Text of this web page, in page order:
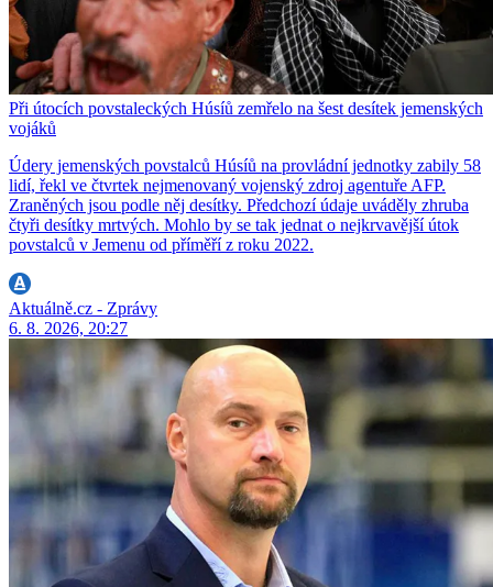
Při útocích povstaleckých Húsíů zemřelo na šest desítek jemenských
vojáků
Údery jemenských povstalců Húsíů na provládní jednotky zabily 58
lidí, řekl ve čtvrtek nejmenovaný vojenský zdroj agentuře AFP.
Zraněných jsou podle něj desítky. Předchozí údaje uváděly zhruba
čtyři desítky mrtvých. Mohlo by se tak jednat o nejkrvavější útok
povstalců v Jemenu od příměří z roku 2022.
Aktuálně.cz - Zprávy
6. 8. 2026, 20:27